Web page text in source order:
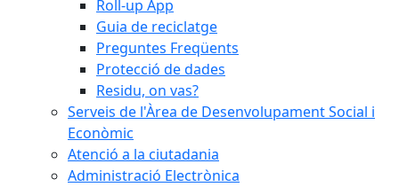
Roll-up App
Guia de reciclatge
Preguntes Freqüents
Protecció de dades
Residu, on vas?
Serveis de l'Àrea de Desenvolupament Social i
Econòmic
Atenció a la ciutadania
Administració Electrònica